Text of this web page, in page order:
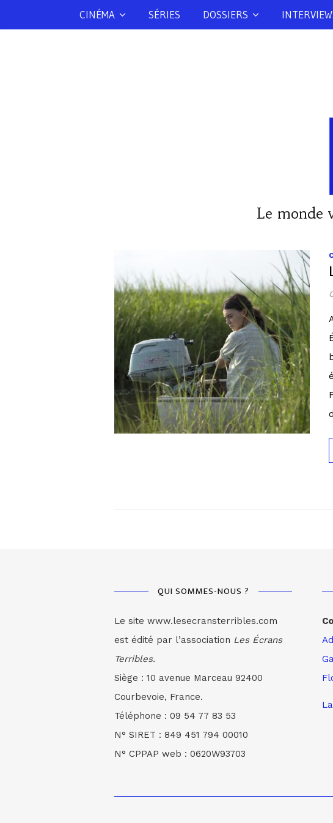
CINÉMA SÉRIES DOSSIERS
Le monde
QUI SOMMES-NOUS ?
Le site www.lesecransterribles.com
est édité par l’association Les Écrans
Terribles.
Siège : 10 avenue Marceau 92400
Courbevoie, France.
Téléphone : 09 54 77 83 53
N° SIRET : 849 451 794 00010
N° CPPAP web : 0620W93703